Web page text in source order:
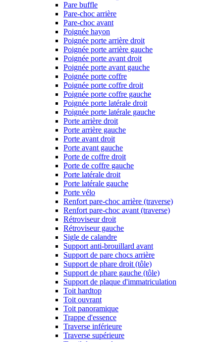
Pare buffle
Pare-choc arrière
Pare-choc avant
Poignée hayon
Poignée porte arrière droit
Poignée porte arrière gauche
Poignée porte avant droit
Poignée porte avant gauche
Poignée porte coffre
Poignée porte coffre droit
Poignée porte coffre gauche
Poignée porte latérale droit
Poignée porte latérale gauche
Porte arrière droit
Porte arrière gauche
Porte avant droit
Porte avant gauche
Porte de coffre droit
Porte de coffre gauche
Porte latérale droit
Porte latérale gauche
Porte vélo
Renfort pare-choc arrière (traverse)
Renfort pare-choc avant (traverse)
Rétroviseur droit
Rétroviseur gauche
Sigle de calandre
Support anti-brouillard avant
Support de pare chocs arrière
Support de phare droit (tôle)
Support de phare gauche (tôle)
Support de plaque d'immatriculation
Toit hardtop
Toit ouvrant
Toit panoramique
Trappe d'essence
Traverse inférieure
Traverse supérieure